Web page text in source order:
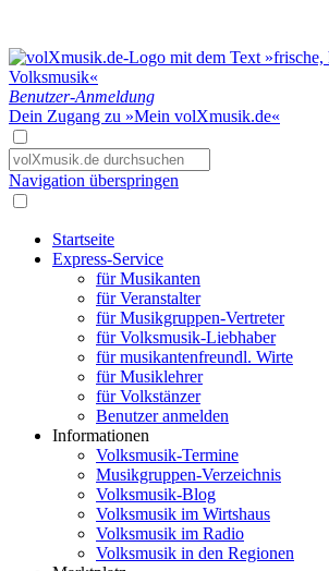
Benutzer-Anmeldung
Dein Zugang zu »Mein volXmusik.de«
Navigation überspringen
Startseite
Express-Service
für Musikanten
für Veranstalter
für Musikgruppen-Vertreter
für Volksmusik-Liebhaber
für musikantenfreundl. Wirte
für Musiklehrer
für Volkstänzer
Benutzer anmelden
Informationen
Volksmusik-Termine
Musikgruppen-Verzeichnis
Volksmusik-Blog
Volksmusik im Wirtshaus
Volksmusik im Radio
Volksmusik in den Regionen